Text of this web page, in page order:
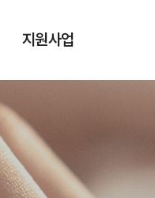
지원사업
청년상인 육성사업
창업단계
성장단계
도약단계